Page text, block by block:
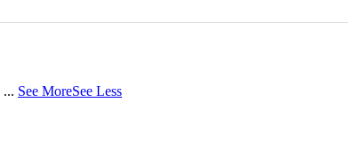
... See MoreSee Less